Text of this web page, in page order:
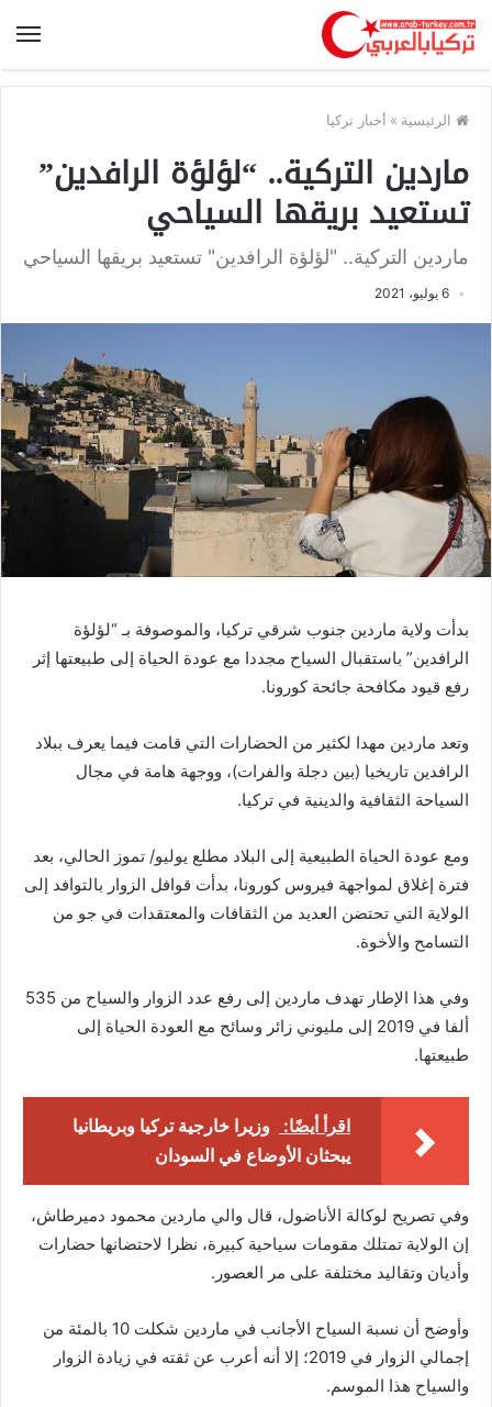
الرئيسية » أخبار تركيا
ماردين التركية.. “لؤلؤة الرافدين”
تستعيد بريقها السياحي
ماردين التركية.. "لؤلؤة الرافدين" تستعيد بريقها السياحي
6 يوليو، 2021
بدأت ولاية ماردين جنوب شرقي تركيا، والموصوفة بـ “لؤلؤة
الرافدين” باستقبال السياح مجددا مع عودة الحياة إلى طبيعتها إثر
رفع قيود مكافحة جائحة كورونا.
وتعد ماردين مهدا لكثير من الحضارات التي قامت فيما يعرف ببلاد
الرافدين تاريخيا (بين دجلة والفرات)، ووجهة هامة في مجال
السياحة الثقافية والدينية في تركيا.
ومع عودة الحياة الطبيعية إلى البلاد مطلع يوليو/ تموز الحالي، بعد
فترة إغلاق لمواجهة فيروس كورونا، بدأت قوافل الزوار بالتوافد إلى
الولاية التي تحتضن العديد من الثقافات والمعتقدات في جو من
التسامح والأخوة.
وفي هذا الإطار تهدف ماردين إلى رفع عدد الزوار والسياح من 535
ألفا في 2019 إلى مليوني زائر وسائح مع العودة الحياة إلى
طبيعتها.
اقرأ أيضًا:
وزيرا خارجية تركيا وبريطانيا
يبحثان الأوضاع في السودان
وفي تصريح لوكالة الأناضول، قال والي ماردين محمود دميرطاش،
إن الولاية تمتلك مقومات سياحية كبيرة، نظرا لاحتضانها حضارات
وأديان وتقاليد مختلفة على مر العصور.
وأوضح أن نسبة السياح الأجانب في ماردين شكلت 10 بالمئة من
إجمالي الزوار في 2019؛ إلا أنه أعرب عن ثقته في زيادة الزوار
والسياح هذا الموسم.